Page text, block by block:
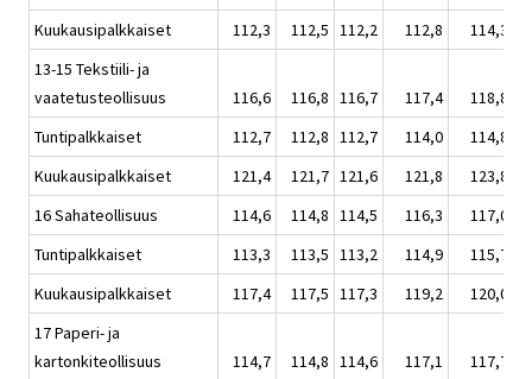
Kuukausipalkkaiset
112,3 112,5 112,2 112,8
114,3
13-15 Tekstiili- ja
vaatetusteollisuus
116,6 116,8 116,7 117,4
118,8
Tuntipalkkaiset
112,7 112,8 112,7 114,0
114,8
Kuukausipalkkaiset
121,4 121,7 121,6 121,8
123,8
16 Sahateollisuus
114,6 114,8 114,5 116,3
117,0
Tuntipalkkaiset
113,3 113,5 113,2 114,9
115,7
Kuukausipalkkaiset
117,4 117,5 117,3 119,2
120,0
17 Paperi- ja
kartonkiteollisuus
114,7 114,8 114,6 117,1
117,7